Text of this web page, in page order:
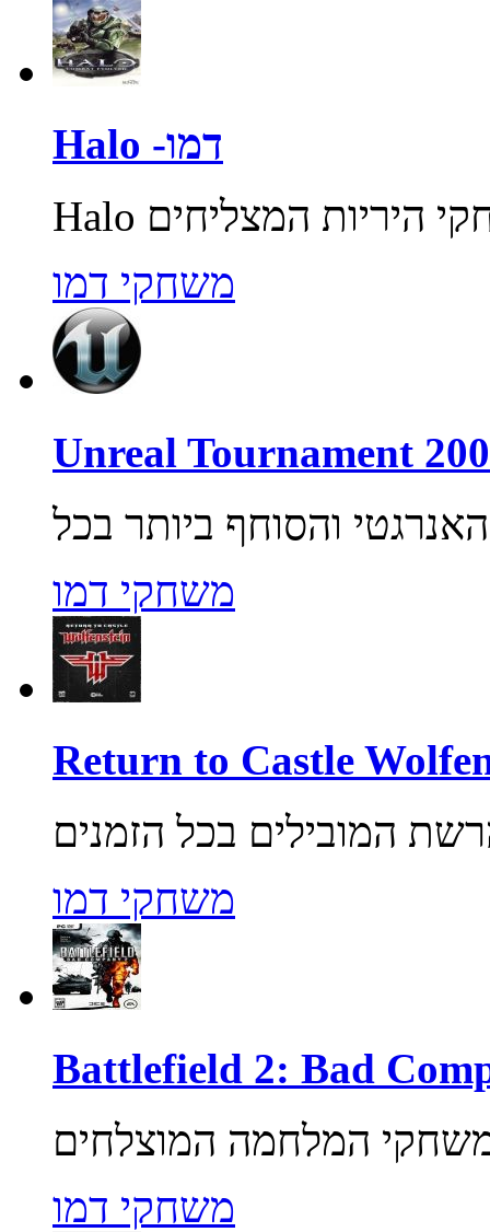
Halo -דמו
משחקי דמו
משחקי דמו
משחקי דמו
משחקי דמו